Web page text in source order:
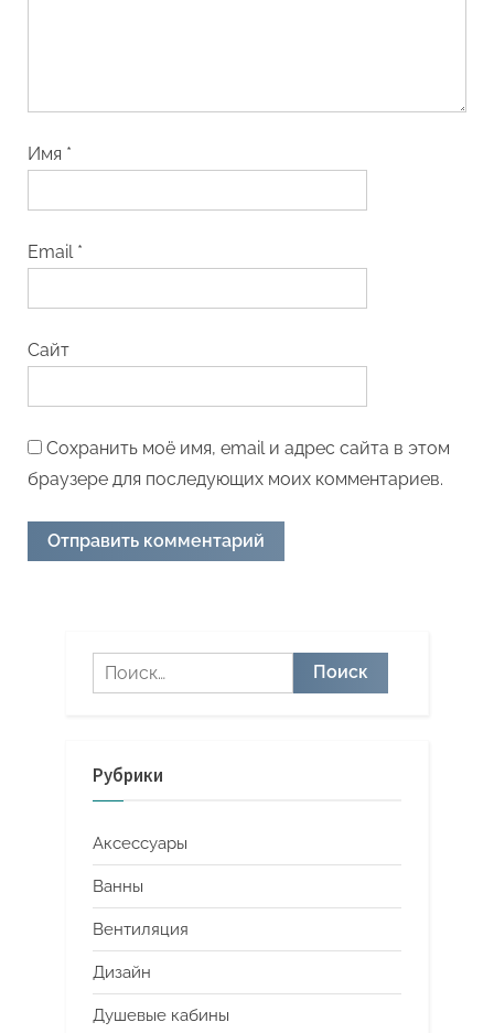
Имя *
Email *
Сайт
Сохранить моё имя, email и адрес сайта в этом
браузере для последующих моих комментариев.
Найти:
Рубрики
Аксессуары
Ванны
Вентиляция
Дизайн
Душевые кабины